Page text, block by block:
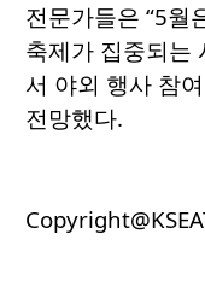
전문가들은 “5월
축제가 집중되는
서 야외 행사 참
전망했다.